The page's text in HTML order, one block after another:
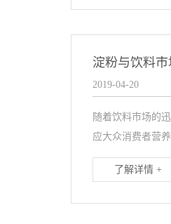
淀粉与饮料市
2019-04-20
随着饮料市场的
应大众消费者营
了解详情 +